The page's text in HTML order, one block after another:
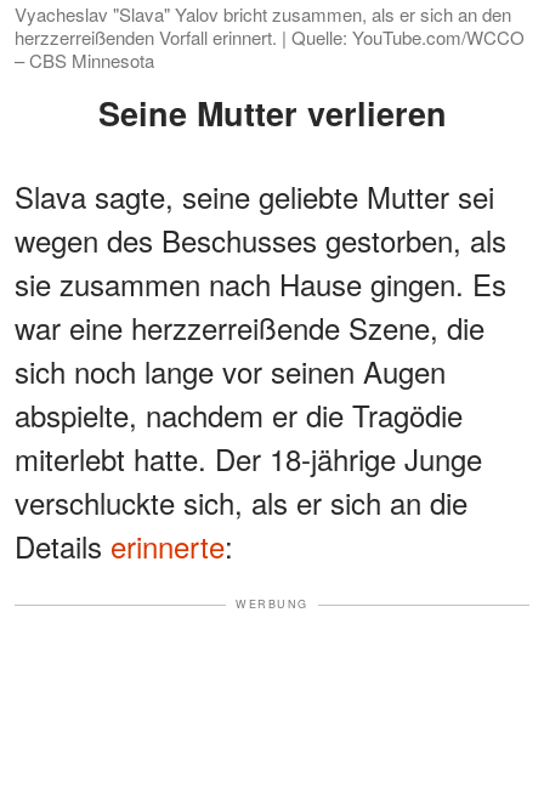
Vyacheslav "Slava" Yalov bricht zusammen, als er sich an den
herzzerreißenden Vorfall erinnert. | Quelle: YouTube.com/WCCO
– CBS Minnesota
Seine Mutter verlieren
Slava sagte, seine geliebte Mutter sei
wegen des Beschusses gestorben, als
sie zusammen nach Hause gingen. Es
war eine herzzerreißende Szene, die
sich noch lange vor seinen Augen
abspielte, nachdem er die Tragödie
miterlebt hatte. Der 18-jährige Junge
verschluckte sich, als er sich an die
Details erinnerte:
WERBUNG